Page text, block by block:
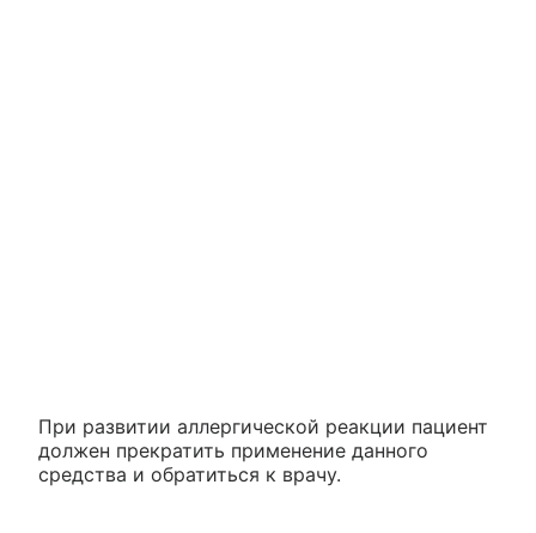
При развитии аллергической реакции пациент
должен прекратить применение данного
средства и обратиться к врачу.